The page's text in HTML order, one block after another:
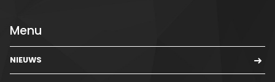
Menu
NIEUWS